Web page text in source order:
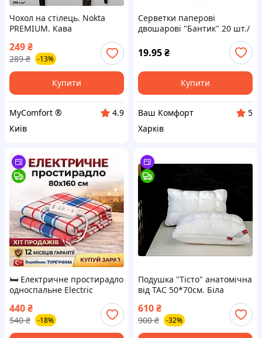
Чохол на стілець. Nokta
PREMIUM. Кава
(підвищенна щільність 290
гр/м², Туреччина)
249₴
289 ₴ -13%
Купити
MyComfort ®
4.9
Київ
Серветки паперові
двошарові "Бантик" 20 шт./
19.95₴
Купити
Ваш Комфорт
5
Харків
🛏️ Електричне простирадло
односпальне Electric
Щільність 500 г/м²,
Туреччина
440₴
540 ₴ -18%
Подушка "Тісто" анатомічна
від TAC 50*70см. Біла
610₴
900 ₴ -32%